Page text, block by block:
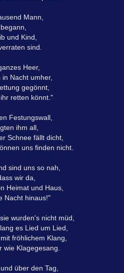
Mann,
und Kind,
sind.
Heer,
Nacht umher,
gegönnt,
retten könnt."
Festungswall,
ihm all,
Schnee fällt dicht,
uns finden nicht.
sind uns so nah,
wir da,
Heimat und Haus,
Nacht hinaus!"
wurden's nicht müd,
es Lied um Lied,
fröhlichem Klang,
wie Klagegesang.
über den Tag,